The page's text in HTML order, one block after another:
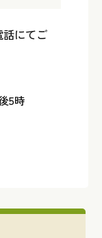
話にてご
5時